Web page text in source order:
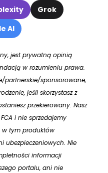
Grok
AI
jest prywatną opinią
w rozumieniu prawa.
partnerskie/sponsorowane,
jeśli skorzystasz z
przekierowany. Nasz
i nie sprzedajemy
w tym produktów
ubezpieczeniowych. Nie
informacji
portalu, ani nie